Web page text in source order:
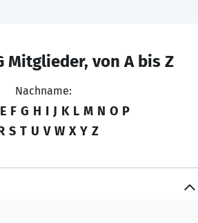
Mitglieder, von A bis Z
Nachname:
E F G H I J K L M N O P
S T U V W X Y Z